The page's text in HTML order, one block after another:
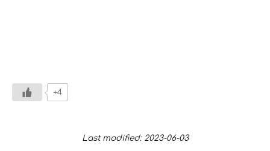
+4
Last modified: 2023-06-03